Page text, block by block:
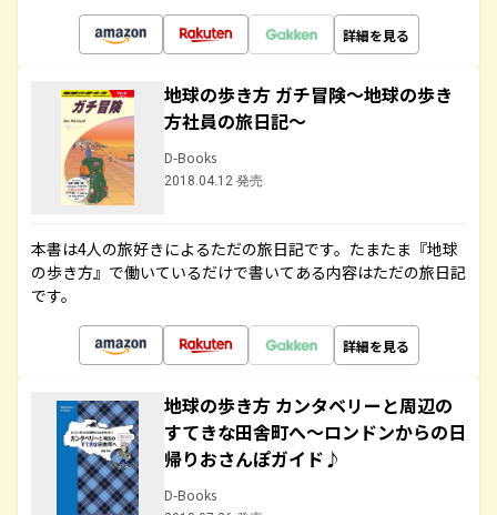
詳細を見る
地球の歩き方 ガチ冒険～地球の歩き
方社員の旅日記～
D-Books
2018.04.12 発売
本書は4人の旅好きによるただの旅日記です。たまたま『地球
の歩き方』で働いているだけで書いてある内容はただの旅日記
です。
詳細を見る
地球の歩き方 カンタベリーと周辺の
すてきな田舎町へ～ロンドンからの日
帰りおさんぽガイド♪
D-Books